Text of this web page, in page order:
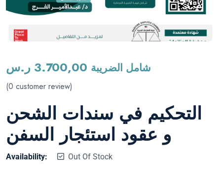
3.700,00 ر.س شامل الضريبة
(0 customer review)
التحكيم في سندات الشحن
و عقود استئجار السفن
Availability: Out Of Stock